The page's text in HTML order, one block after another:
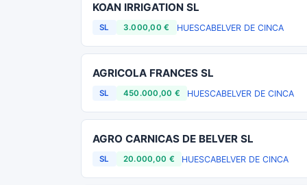
KOAN IRRIGATION SL
SL 3.000,00 € HUESCABELVER DE CINCA
AGRICOLA FRANCES SL
SL 450.000,00 € HUESCABELVER DE CINCA
AGRO CARNICAS DE BELVER SL
SL 20.000,00 € HUESCABELVER DE CINCA